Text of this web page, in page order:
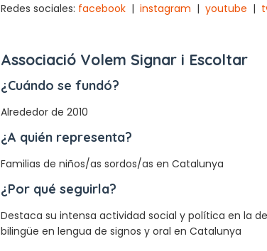
Redes sociales: facebook | instagram | youtube |
Associació Volem Signar i Escoltar
¿Cuándo se fundó?
Alrededor de 2010
¿A quién representa?
Familias de niños/as sordos/as en Catalunya
¿Por qué seguirla?
Destaca su intensa actividad social y política en la
bilingüe en lengua de signos y oral en Catalunya